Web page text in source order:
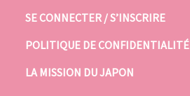
SE CONNECTER / S’INSCRIRE
POLITIQUE DE CONFIDENTIALITÉ
LA MISSION DU JAPON